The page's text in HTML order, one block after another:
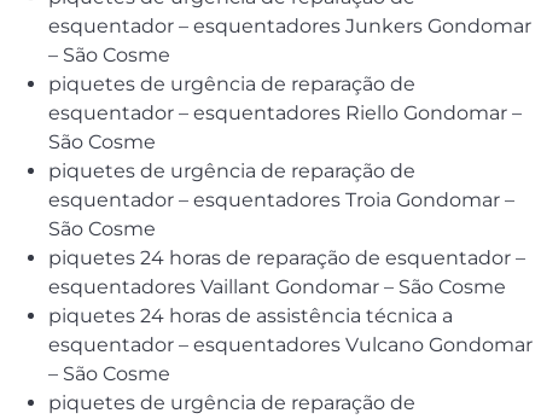
esquentador – esquentadores Junkers Gondomar
– São Cosme
piquetes de urgência de reparação de
esquentador – esquentadores Riello Gondomar –
São Cosme
piquetes de urgência de reparação de
esquentador – esquentadores Troia Gondomar –
São Cosme
piquetes 24 horas de reparação de esquentador –
esquentadores Vaillant Gondomar – São Cosme
piquetes 24 horas de assistência técnica a
esquentador – esquentadores Vulcano Gondomar
– São Cosme
piquetes de urgência de reparação de